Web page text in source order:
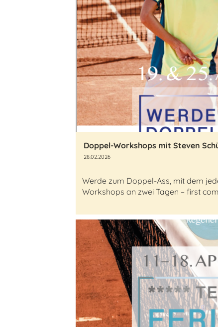
Doppel-Workshops mit Steven
28.02.2026
Werde zum Doppel-Ass, mit dem
Workshops an zwei Tagen – first